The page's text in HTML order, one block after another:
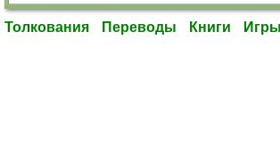
Толкования Переводы Книги